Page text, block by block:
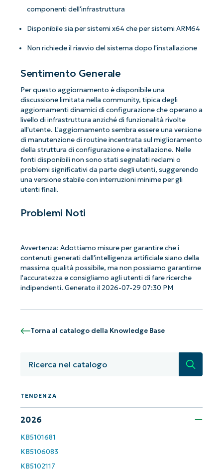
componenti dell'infrastruttura
Disponibile sia per sistemi x64 che per sistemi ARM64
Non richiede il riavvio del sistema dopo l'installazione
Sentimento Generale
Per questo aggiornamento è disponibile una
discussione limitata nella community, tipica degli
aggiornamenti dinamici di configurazione che operano a
livello di infrastruttura anziché di funzionalità rivolte
all'utente. L'aggiornamento sembra essere una versione
di manutenzione di routine incentrata sul miglioramento
della struttura di configurazione e installazione. Nelle
fonti disponibili non sono stati segnalati reclami o
problemi significativi da parte degli utenti, suggerendo
una versione stabile con interruzioni minime per gli
utenti finali.
Problemi Noti
Avvertenza: Adottiamo misure per garantire che i
contenuti generati dall'intelligenza artificiale siano della
massima qualità possibile, ma non possiamo garantirne
l'accuratezza e consigliamo agli utenti di fare ricerche
indipendenti. Generato il 2026-07-29 07:30 PM
Torna al catalogo della Knowledge Base
Ricerca
TENDENZA
2026
KB5101681
KB5106083
KB5102117
Iniziate con le analisi KB guidate
dall'AI di NinjaOne!
Non è richiesta alcuna carta di credito e si ha
First
and
last
name*